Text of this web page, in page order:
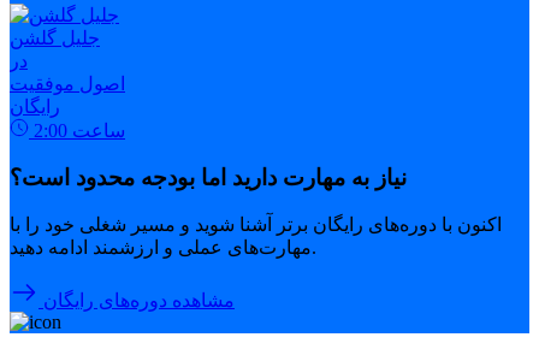
جلیل گلشن
در
اصول موفقیت
رایگان
2:00 ساعت
نیاز به مهارت دارید اما بودجه محدود است؟
اکنون با دوره‌های رایگان برتر آشنا شوید و مسیر شغلی خود را با
مهارت‌های عملی و ارزشمند ادامه دهید.
مشاهده دوره‌های رایگان